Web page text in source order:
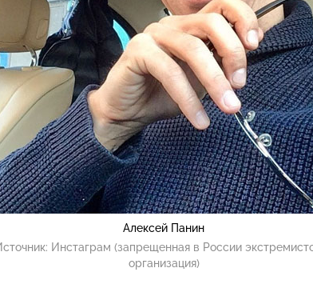
Алексей Панин
Инстаграм (запрещенная в России
организация)